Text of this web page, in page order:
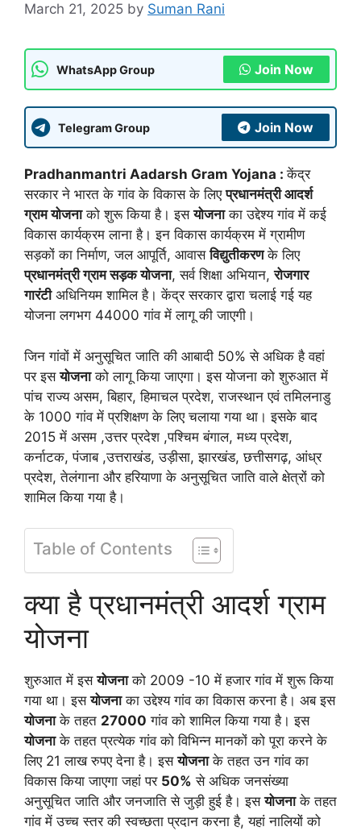
March 21, 2025 by Suman Rani
WhatsApp Group Join Now
Telegram Group Join Now
Pradhanmantri Aadarsh Gram Yojana :केंद्र
सरकार ने भारत के गांव के विकास के लिएप्रधानमंत्री आदर्श
ग्राम योजनाको शुरू किया है। इसयोजनाका उद्देश्य गांव में कई
विकास कार्यक्रम लाना है। इन विकास कार्यक्रम में ग्रामीण
सड़कों का निर्माण, जल आपूर्ति, आवासविद्युतीकरणके लिए
प्रधानमंत्री ग्राम सड़क योजना, सर्व शिक्षा अभियान,रोजगार
गारंटीअधिनियम शामिल है। केंद्र सरकार द्वारा चलाई गई यह
योजना लगभग 44000 गांव में लागू की जाएगी।
जिन गांवों में अनुसूचित जाति की आबादी 50% से अधिक है वहां
पर इसयोजनाको लागू किया जाएगा। इस योजना को शुरुआत में
पांच राज्य असम, बिहार, हिमाचल प्रदेश, राजस्थान एवं तमिलनाडु
के 1000 गांव में प्रशिक्षण के लिए चलाया गया था। इसके बाद
2015 में असम ,उत्तर प्रदेश ,पश्चिम बंगाल, मध्य प्रदेश,
कर्नाटक, पंजाब ,उत्तराखंड, उड़ीसा, झारखंड, छत्तीसगढ़, आंध्र
प्रदेश, तेलंगाना और हरियाणा के अनुसूचित जाति वाले क्षेत्रों को
शामिल किया गया है।
Table of Contents
क्या है प्रधानमंत्री आदर्श ग्राम
योजना
शुरुआत में इसयोजनाको 2009 -10 में हजार गांव में शुरू किया
गया था। इसयोजनाका उद्देश्य गांव का विकास करना है। अब इस
योजनाके तहत 27000 गांव को शामिल किया गया है। इस
योजनाके तहत प्रत्येक गांव को विभिन्न मानकों को पूरा करने के
लिए 21 लाख रुपए देना है। इसयोजनाके तहत उन गांव का
विकास किया जाएगा जहां पर 50% से अधिक जनसंख्या
अनुसूचित जाति और जनजाति से जुड़ी हुई है। इसयोजनाके तहत
गांव में उच्च स्तर की स्वच्छता प्रदान करना है, यहां नालियों को